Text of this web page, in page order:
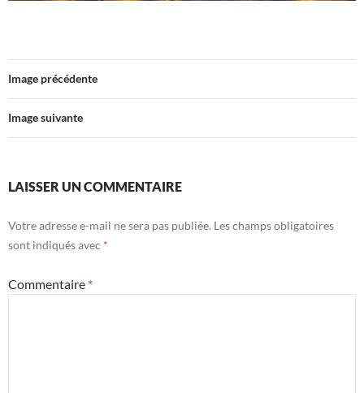
Image précédente
Image suivante
LAISSER UN COMMENTAIRE
Votre adresse e-mail ne sera pas publiée. Les champs obligatoires
sont indiqués avec *
Commentaire *